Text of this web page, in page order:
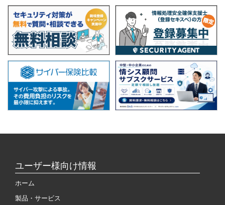
ユーザー様向け情報
ホーム
製品・サービス